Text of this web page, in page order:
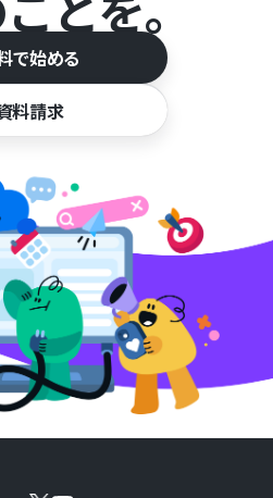
で始める
料請求